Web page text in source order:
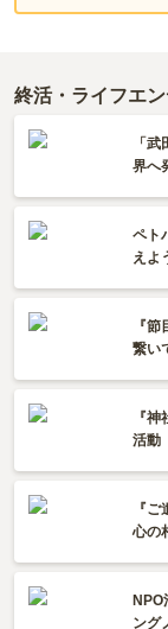
終活・ライフエ
「
界へ
ペト
えよ
『
繋い
『
活動
『
心の
ング